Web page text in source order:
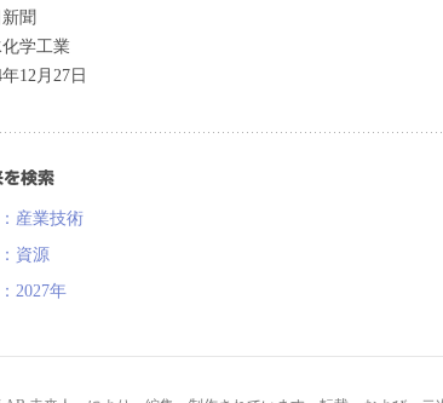
聞
学工業
12月27日
を検索
産業技術
資源
2027年